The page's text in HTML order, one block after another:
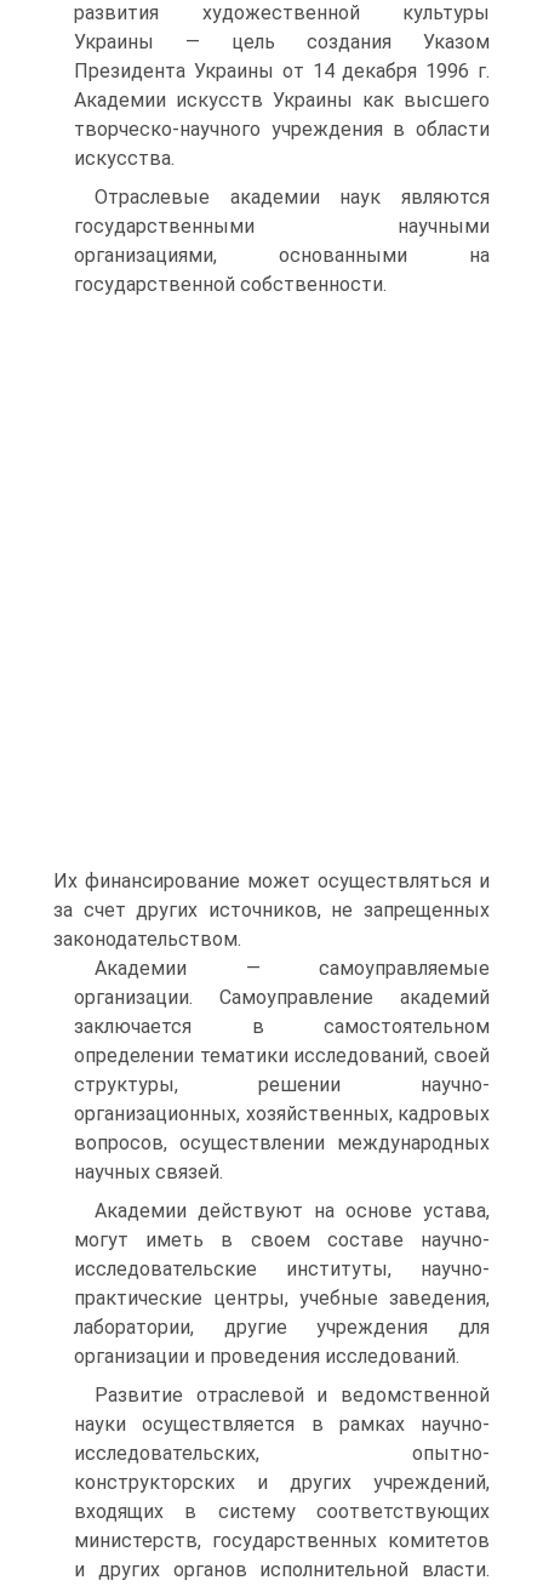
развития художественной культуры
Украины — цель создания Указом
Президента Украины от 14 декабря 1996 г.
Академии искусств Украины как высшего
творческо-научного учреждения в области
искусства.
Отраслевые академии наук являются
государственными научными
организациями, основанными на
государственной собственности.
Их финансирование может осуществляться и
за счет других источников, не запрещенных
законодательством.
Академии — самоуправляемые
организации. Самоуправление академий
заключается в самостоятельном
определении тематики исследований, своей
структуры, решении научно-
организационных, хозяйственных, кадровых
вопросов, осуществлении международных
научных связей.
Академии действуют на основе устава,
могут иметь в своем составе научно-
исследовательские институты, научно-
практические центры, учебные заведения,
лаборатории, другие учреждения для
организации и проведения исследований.
Развитие отраслевой и ведомственной
науки осуществляется в рамках научно-
исследовательских, опытно-
конструкторских и других учреждений,
входящих в систему соответствующих
министерств, государственных комитетов
и других органов исполнительной власти.